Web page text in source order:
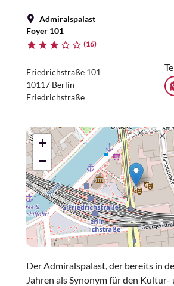
Admiralspalast
Foyer 101
(16)
Friedrichstraße 101
10117 Berlin
Friedrichstraße
+
−
Der Admiralspalast, der bereits in
Jahren als Synonym für den Kultur-